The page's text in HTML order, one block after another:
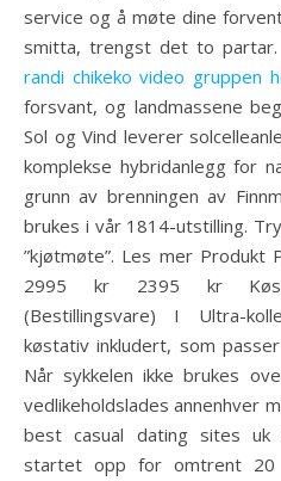
service og å møte dine
smitta, trengst det to partar.
randi chikeko video gruppen
forsvant, og landmassene
Sol og Vind leverer
komplekse hybridanlegg for
grunn av brenningen av
brukes i vår 1814-utstilling.
”kjøtmøte”. Les mer
2995 kr 2395 kr
(Bestillingsvare) I Ultra-
køstativ inkludert, som
Når sykkelen ikke brukes
vedlikeholdslades annenhver
best casual dating sites
startet opp for omtrent